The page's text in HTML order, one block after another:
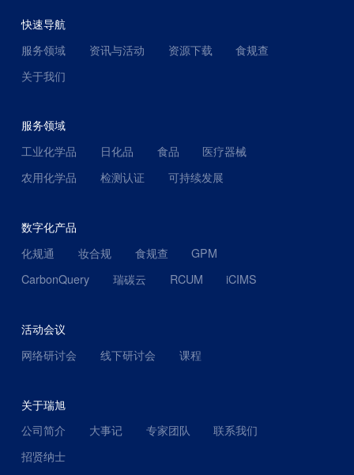
快速导航
服务领域
资讯与活动 资源下载
食规查
关于我们
服务领域
工业化学品
日化品 食品
医疗器械
农用化学品
检测认证 可持续发展
数字化产品
化规通
妆合规 食规查
GPM
CarbonQuery
瑞碳云 RCUM iCIMS
活动会议
网络研讨会
线下研讨会 课程
关于瑞旭
公司简介
大事记 专家团队
联系我们
招贤纳士